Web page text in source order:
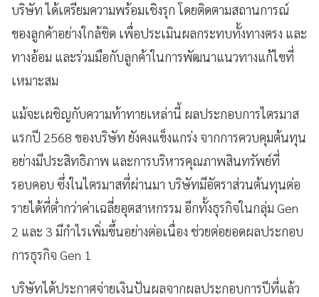
บริษัท ได้เตรียมความพร้อมเชิงรุก โดยติดตามสถานการณ์
ของลูกค้าอย่างใกล้ชิด เพื่อประเมินผลกระทบทั้งทางตรง และ
ทางอ้อม และร่วมมือกับลูกค้าในการพัฒนาแนวทางแก้ไขที่
เหมาะสม
แม้จะเผชิญกับความท้าทายเหล่านี้ ผลประกอบการไตรมาส
แรกปี 2568 ของบริษัท ยังคงแข็งแกร่ง จากการควบคุมต้นทุน
อย่างมีประสิทธิภาพ และการบริหารคุณภาพสินทรัพย์ที่
รอบคอบ ซึ่งในไตรมาสที่ผ่านมา บริษัทมีอัตราส่วนต้นทุนต่อ
รายได้ที่ต่ำกว่าค่าเฉลี่ยอุตสาหกรรม อีกทั้งธุรกิจในกลุ่ม Gen
2 และ 3 มีกำไรเพิ่มขึ้นอย่างต่อเนื่อง ช่วยต่อยอดผลประกอบ
การธุรกิจ Gen 1
บริษัทได้ประกาศจ่ายเงินปันผลจากผลประกอบการปีที่แล้ว